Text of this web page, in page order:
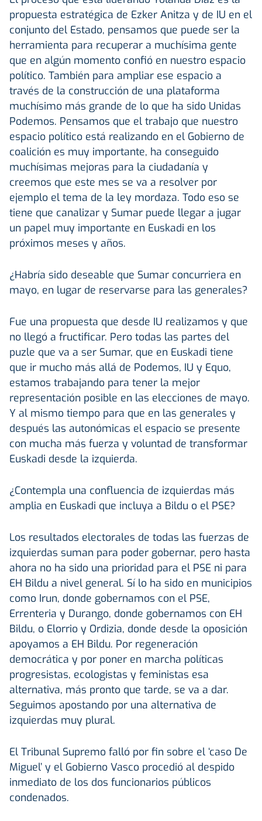
propuesta estratégica de Ezker Anitza y de IU en el
conjunto del Estado, pensamos que puede ser la
herramienta para recuperar a muchísima gente
que en algún momento confió en nuestro espacio
político. También para ampliar ese espacio a
través de la construcción de una plataforma
muchísimo más grande de lo que ha sido Unidas
Podemos. Pensamos que el trabajo que nuestro
espacio político está realizando en el Gobierno de
coalición es muy importante, ha conseguido
muchísimas mejoras para la ciudadanía y
creemos que este mes se va a resolver por
ejemplo el tema de la ley mordaza. Todo eso se
tiene que canalizar y Sumar puede llegar a jugar
un papel muy importante en Euskadi en los
próximos meses y años.
¿Habría sido deseable que Sumar concurriera en
mayo, en lugar de reservarse para las generales?
Fue una propuesta que desde IU realizamos y que
no llegó a fructificar. Pero todas las partes del
puzle que va a ser Sumar, que en Euskadi tiene
que ir mucho más allá de Podemos, IU y Equo,
estamos trabajando para tener la mejor
representación posible en las elecciones de mayo.
Y al mismo tiempo para que en las generales y
después las autonómicas el espacio se presente
con mucha más fuerza y voluntad de transformar
Euskadi desde la izquierda.
¿Contempla una confluencia de izquierdas más
amplia en Euskadi que incluya a Bildu o el PSE?
Los resultados electorales de todas las fuerzas de
izquierdas suman para poder gobernar, pero hasta
ahora no ha sido una prioridad para el PSE ni para
EH Bildu a nivel general. Sí lo ha sido en municipios
como Irun, donde gobernamos con el PSE,
Errenteria y Durango, donde gobernamos con EH
Bildu, o Elorrio y Ordizia, donde desde la oposición
apoyamos a EH Bildu. Por regeneración
democrática y por poner en marcha políticas
progresistas, ecologistas y feministas esa
alternativa, más pronto que tarde, se va a dar.
Seguimos apostando por una alternativa de
izquierdas muy plural.
El Tribunal Supremo falló por fin sobre el ‘caso De
Miguel’ y el Gobierno Vasco procedió al despido
inmediato de los dos funcionarios públicos
condenados.